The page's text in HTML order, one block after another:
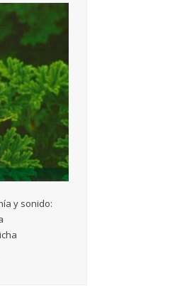
y sonido: